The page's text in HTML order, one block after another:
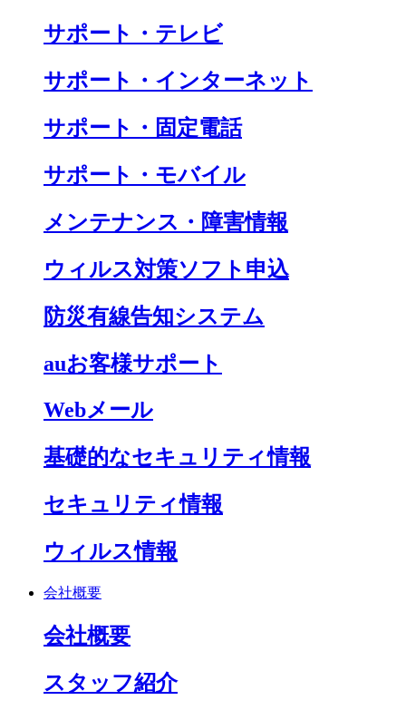
サポート・テレビ
サポート・インターネット
サポート・固定電話
サポート・モバイル
メンテナンス・障害情報
ウィルス対策ソフト申込
防災有線告知システム
auお客様サポート
Webメール
基礎的なセキュリティ情報
セキュリティ情報
ウィルス情報
会社概要
会社概要
スタッフ紹介